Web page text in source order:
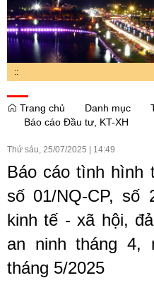
::
Trang chủ
Danh mục
Báo cáo Đầu tư, KT-XH
Thứ sáu, 25/07/2025 14:49
Báo cáo tình hình
số 01/NQ-CP, số
kinh tế - xã hội,
an ninh tháng 4,
tháng 5/2025